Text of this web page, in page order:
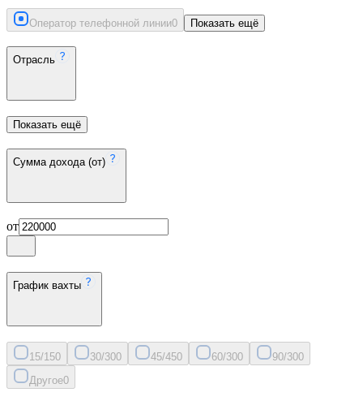
Оператор телефонной линии0 Показать ещё
Отрасль
Показать ещё
Сумма дохода (от)
от
График вахты
15/150 30/300 45/450 60/300 90/300
Другое0